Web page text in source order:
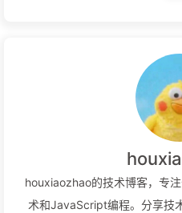
houxiaozhao的技术博客，专
术和JavaScript编程。分享技